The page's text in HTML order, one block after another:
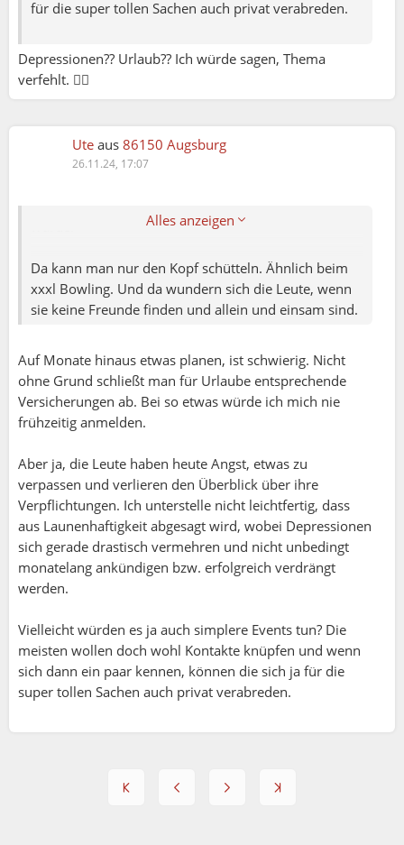
für die super tollen Sachen auch privat verabreden.
Depressionen?? Urlaub?? Ich würde sagen, Thema
verfehlt. 🤷‍♀️
Ute aus 86150 Augsburg
26.11.24, 17:07
Alles anzeigen
Beim grossen Racletteevent in der Schweiz
Eventhttps://community.gemeinsamerleben.com/co
mmunity/essen-trinken/meetups/ceuCJqxAXwJ?
r=B73928B7
Da kann man nur den Kopf schütteln. Ähnlich beim
xxxl Bowling. Und da wundern sich die Leute, wenn
sie keine Freunde finden und allein und einsam sind.
Auf Monate hinaus etwas planen, ist schwierig. Nicht
ohne Grund schließt man für Urlaube entsprechende
Versicherungen ab. Bei so etwas würde ich mich nie
frühzeitig anmelden.
Aber ja, die Leute haben heute Angst, etwas zu
verpassen und verlieren den Überblick über ihre
Verpflichtungen. Ich unterstelle nicht leichtfertig, dass
aus Launenhaftigkeit abgesagt wird, wobei Depressionen
sich gerade drastisch vermehren und nicht unbedingt
monatelang ankündigen bzw. erfolgreich verdrängt
werden.
Vielleicht würden es ja auch simplere Events tun? Die
meisten wollen doch wohl Kontakte knüpfen und wenn
sich dann ein paar kennen, können die sich ja für die
super tollen Sachen auch privat verabreden.